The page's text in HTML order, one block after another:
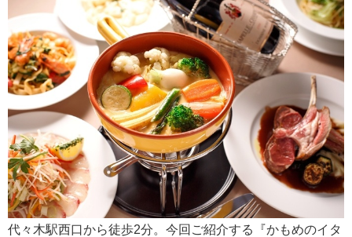
代々木駅西口から徒歩2分。今回ご紹介する『かもめのイタ